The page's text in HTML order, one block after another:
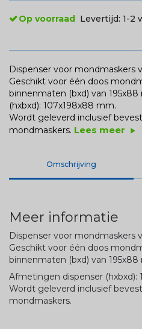
Op voorraad Levertijd: 1-2
Dispenser voor mondmaskers
Geschikt voor één doos
binnenmaten (bxd) van 195x88
(hxbxd): 107x198x88 mm.
Wordt geleverd inclusief
mondmaskers. Lees meer play_arrow
Omschrijving
Meer informatie
Dispenser voor mondmaskers
Geschikt voor één doos
binnenmaten (bxd) van 195x88
Afmetingen dispenser (hxbxd):
Wordt geleverd inclusief
mondmaskers.